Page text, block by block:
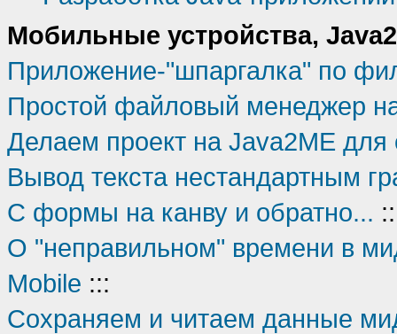
Мобильные устройства,
Приложение-"шпаргалка" по
Простой файловый менеджер
Делаем проект на Java2ME для
Вывод текста нестандартным
С формы на канву и обратно...
О "неправильном" времени в
Mobile :::
Сохраняем и читаем данные